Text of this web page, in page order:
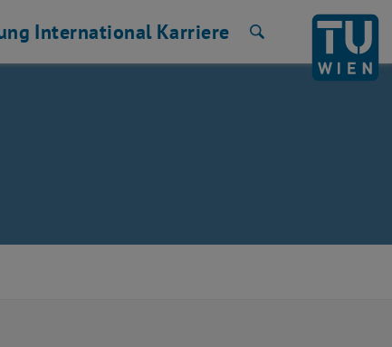
International Karriere